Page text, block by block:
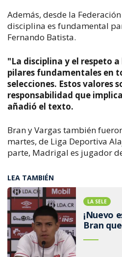
Además, desde la
disciplina es fundamental
Fernando Batista.
"La disciplina y el respeto
pilares fundamentales en
selecciones. Estos valores
responsabilidad que
añadió el texto.
Bran y Vargas también
martes, de Liga Deportiva
parte, Madrigal es jugador
LEA TAMBIÉN
LA SELE
¡Nuevo
Bran